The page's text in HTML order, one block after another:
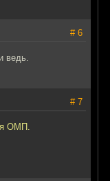
# 6
ведь.
# 7
ОМП.